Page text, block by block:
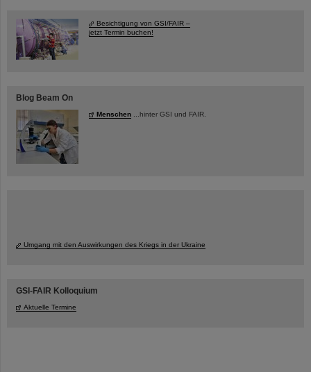
Besichtigung von GSI/FAIR –
jetzt Termin buchen!
Blog Beam On
Menschen ...hinter GSI und FAIR.
Umgang mit den Auswirkungen des Kriegs in der Ukraine
GSI-FAIR Kolloquium
Aktuelle Termine